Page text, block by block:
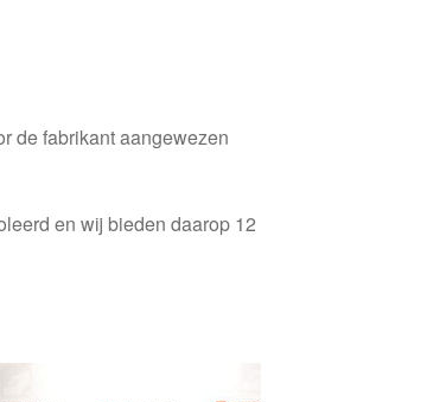
de fabrikant aangewezen
en wij bieden daarop 12